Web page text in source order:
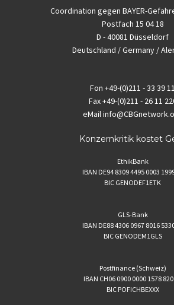
Coordination gegen BAYER-
Postfach 15 04 18
D - 40081 Düsseldorf
Deutschland / Germany /
Fon +49-(0)211 - 33 39 11
Fax+49-(0)211 - 26 11
eMail
Konzernkritik kostet
EthikBank
IBAN DE94 8309 4495 0003
BIC GENODEF1ETK
GLS-Bank
IBAN DE88 4306 0967 8016
BIC GENODEM1GLS
Postfinance (Schweiz)
IBAN CH06 0900 0000 1578
BIC POFICHBEXXX